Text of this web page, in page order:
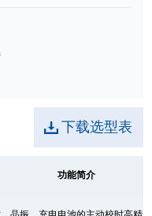
下载选型表
功能简介